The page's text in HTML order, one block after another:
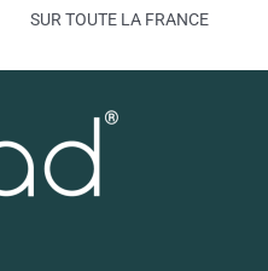
SUR TOUTE LA FRANCE